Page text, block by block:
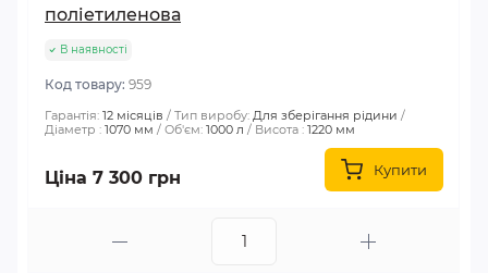
поліетиленова
В наявності
Код товару: 959
Гарантія: 12 місяців Тип виробу: Для зберігання рідини
Діаметр : 1070 мм Об'єм: 1000 л Висота : 1220 мм
Ціна 7 300 грн Купити